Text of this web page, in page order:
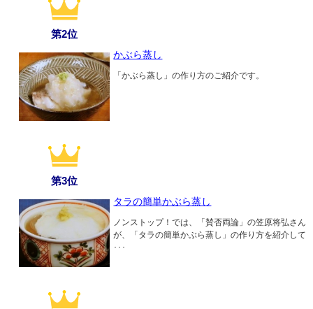
第2位
かぶら蒸し
「かぶら蒸し」の作り方のご紹介です。
第3位
タラの簡単かぶら蒸し
ノンストップ！では、「賛否両論」の笠原将弘さん
が、「タラの簡単かぶら蒸し」の作り方を紹介して
･･･